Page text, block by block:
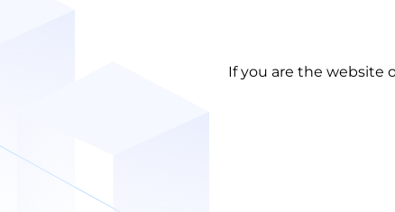
If you are the website